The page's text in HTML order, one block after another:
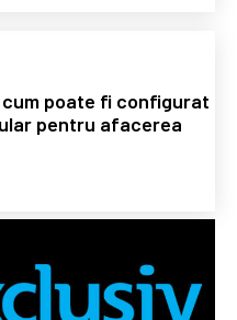
poate fi configurat
pentru afacerea